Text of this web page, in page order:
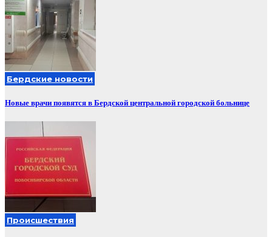
Бердские новости
Новые врачи появятся в Бердской центральной городской больнице
Происшествия